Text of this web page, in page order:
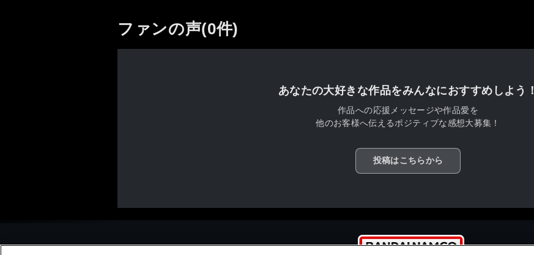
ファンの声(0件)
あなたの大好きな作品をみんなにおすすめしよう！
作品への応援メッセージや作品愛を
他のお客様へ伝えるポジティブな感想大募集！
投稿はこちらから